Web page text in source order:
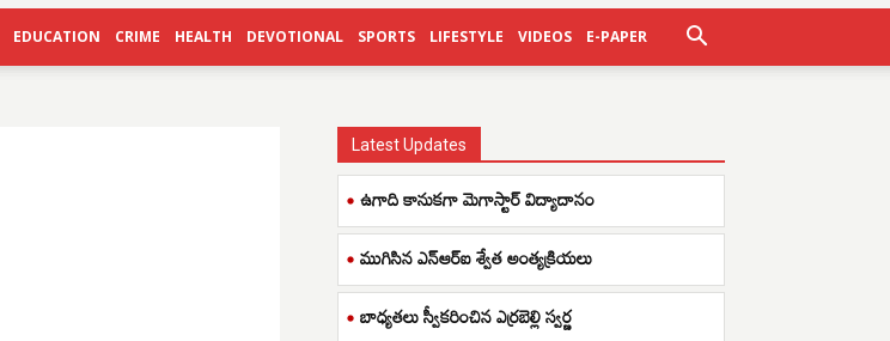
EDUCATION CRIME HEALTH DEVOTIONAL SPORTS LIFESTYLE VIDEOS E-PAPER
Latest Updates
ఉగాది కానుకగా మెగాస్టార్ విద్యాదానం
ముగిసిన ఎన్ఆర్ఐ శ్వేత అంత్యక్రియలు
బాధ్యతలు స్వీకరించిన ఎర్రబెల్లి స్వర్ణ